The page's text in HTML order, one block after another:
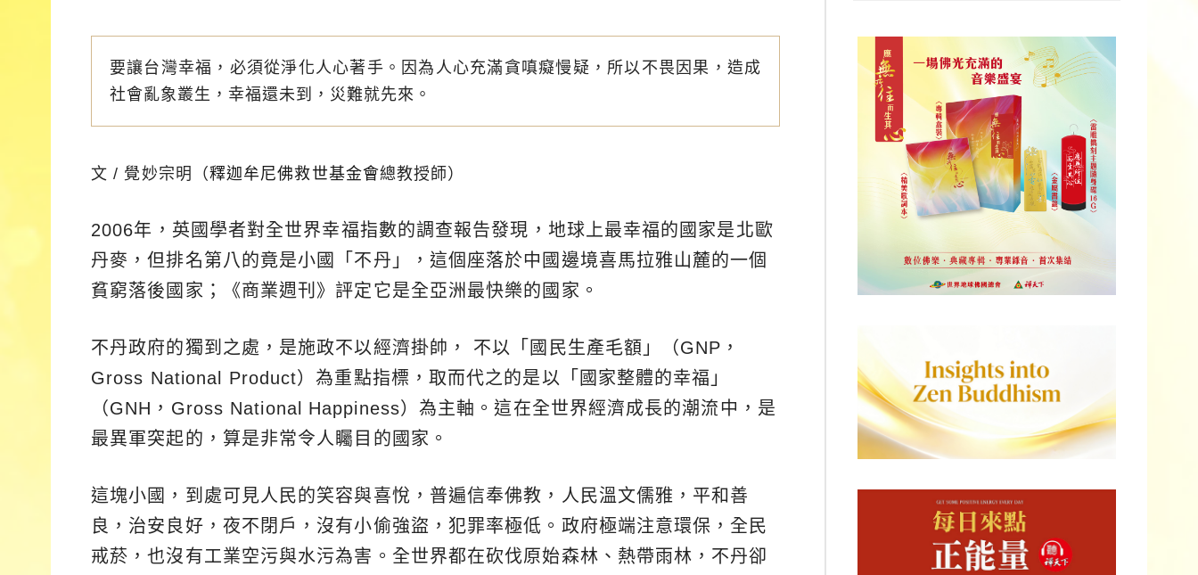
要讓台灣幸福，必須從淨化人心著手。因為人心充滿貪嗔癡慢疑，所以不畏因果，造成
社會亂象叢生，幸福還未到，災難就先來。
文 / 覺妙宗明（釋迦牟尼佛救世基金會總教授師）
2006年，英國學者對全世界幸福指數的調查報告發現，地球上最幸福的國家是北歐
丹麥，但排名第八的竟是小國「不丹」，這個座落於中國邊境喜馬拉雅山麓的一個
貧窮落後國家；《商業週刊》評定它是全亞洲最快樂的國家。
不丹政府的獨到之處，是施政不以經濟掛帥， 不以「國民生產毛額」（GNP，
Gross National Product）為重點指標，取而代之的是以「國家整體的幸福」
（GNH，Gross National Happiness）為主軸。這在全世界經濟成長的潮流中，是
最異軍突起的，算是非常令人矚目的國家。
這塊小國，到處可見人民的笑容與喜悅，普遍信奉佛教，人民溫文儒雅，平和善
良，治安良好，夜不閉戶，沒有小偷強盜，犯罪率極低。政府極端注意環保，全民
戒菸，也沒有工業空污與水污為害。全世界都在砍伐原始森林、熱帶雨林，不丹卻